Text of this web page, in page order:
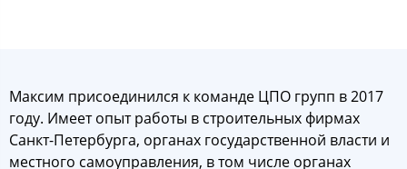
Максим присоединился к команде ЦПО групп в 2017
году. Имеет опыт работы в строительных фирмах
Санкт-Петербурга, органах государственной власти и
местного самоуправления, в том числе органах